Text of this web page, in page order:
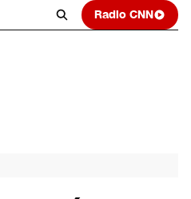
Radio CNN